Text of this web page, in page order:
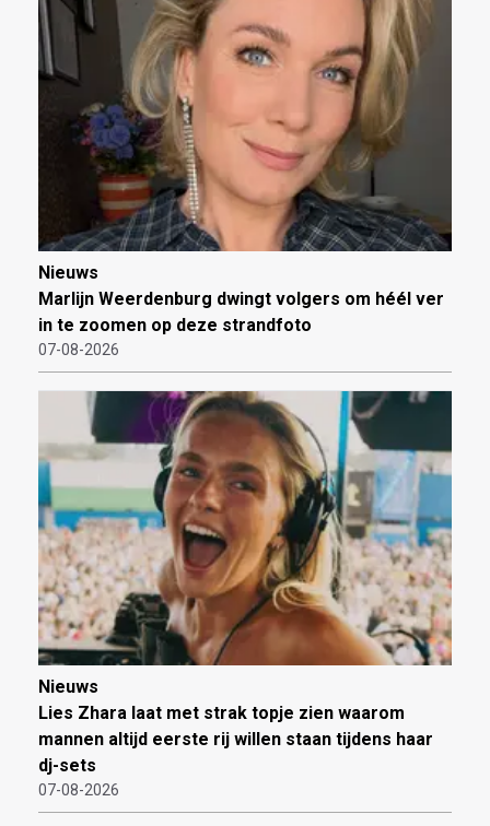
Nieuws
Marlijn Weerdenburg dwingt volgers om héél ver
in te zoomen op deze strandfoto
07-08-2026
Nieuws
Lies Zhara laat met strak topje zien waarom
mannen altijd eerste rij willen staan tijdens haar
dj-sets
07-08-2026